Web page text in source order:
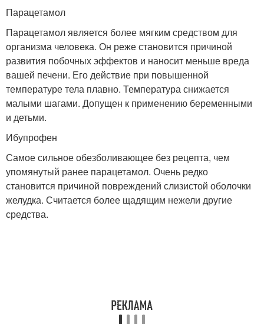
Парацетамол
Парацетамол является более мягким средством для
организма человека. Он реже становится причиной
развития побочных эффектов и наносит меньше вреда
вашей печени. Его действие при повышенной
температуре тела плавно. Температура снижается
малыми шагами. Допущен к применению беременными
и детьми.
Ибупрофен
Самое сильное обезболивающее без рецепта, чем
упомянутый ранее парацетамол. Очень редко
становится причиной повреждений слизистой оболочки
желудка. Считается более щадящим нежели другие
средства.